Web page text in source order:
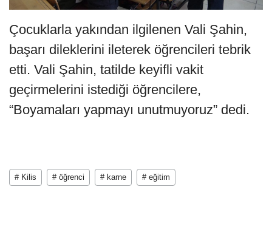
Çocuklarla yakından ilgilenen Vali Şahin,
başarı dileklerini ileterek öğrencileri tebrik
etti. Vali Şahin, tatilde keyifli vakit
geçirmelerini istediği öğrencilere,
“Boyamaları yapmayı unutmuyoruz” dedi.
# Kilis # öğrenci # karne # eğitim